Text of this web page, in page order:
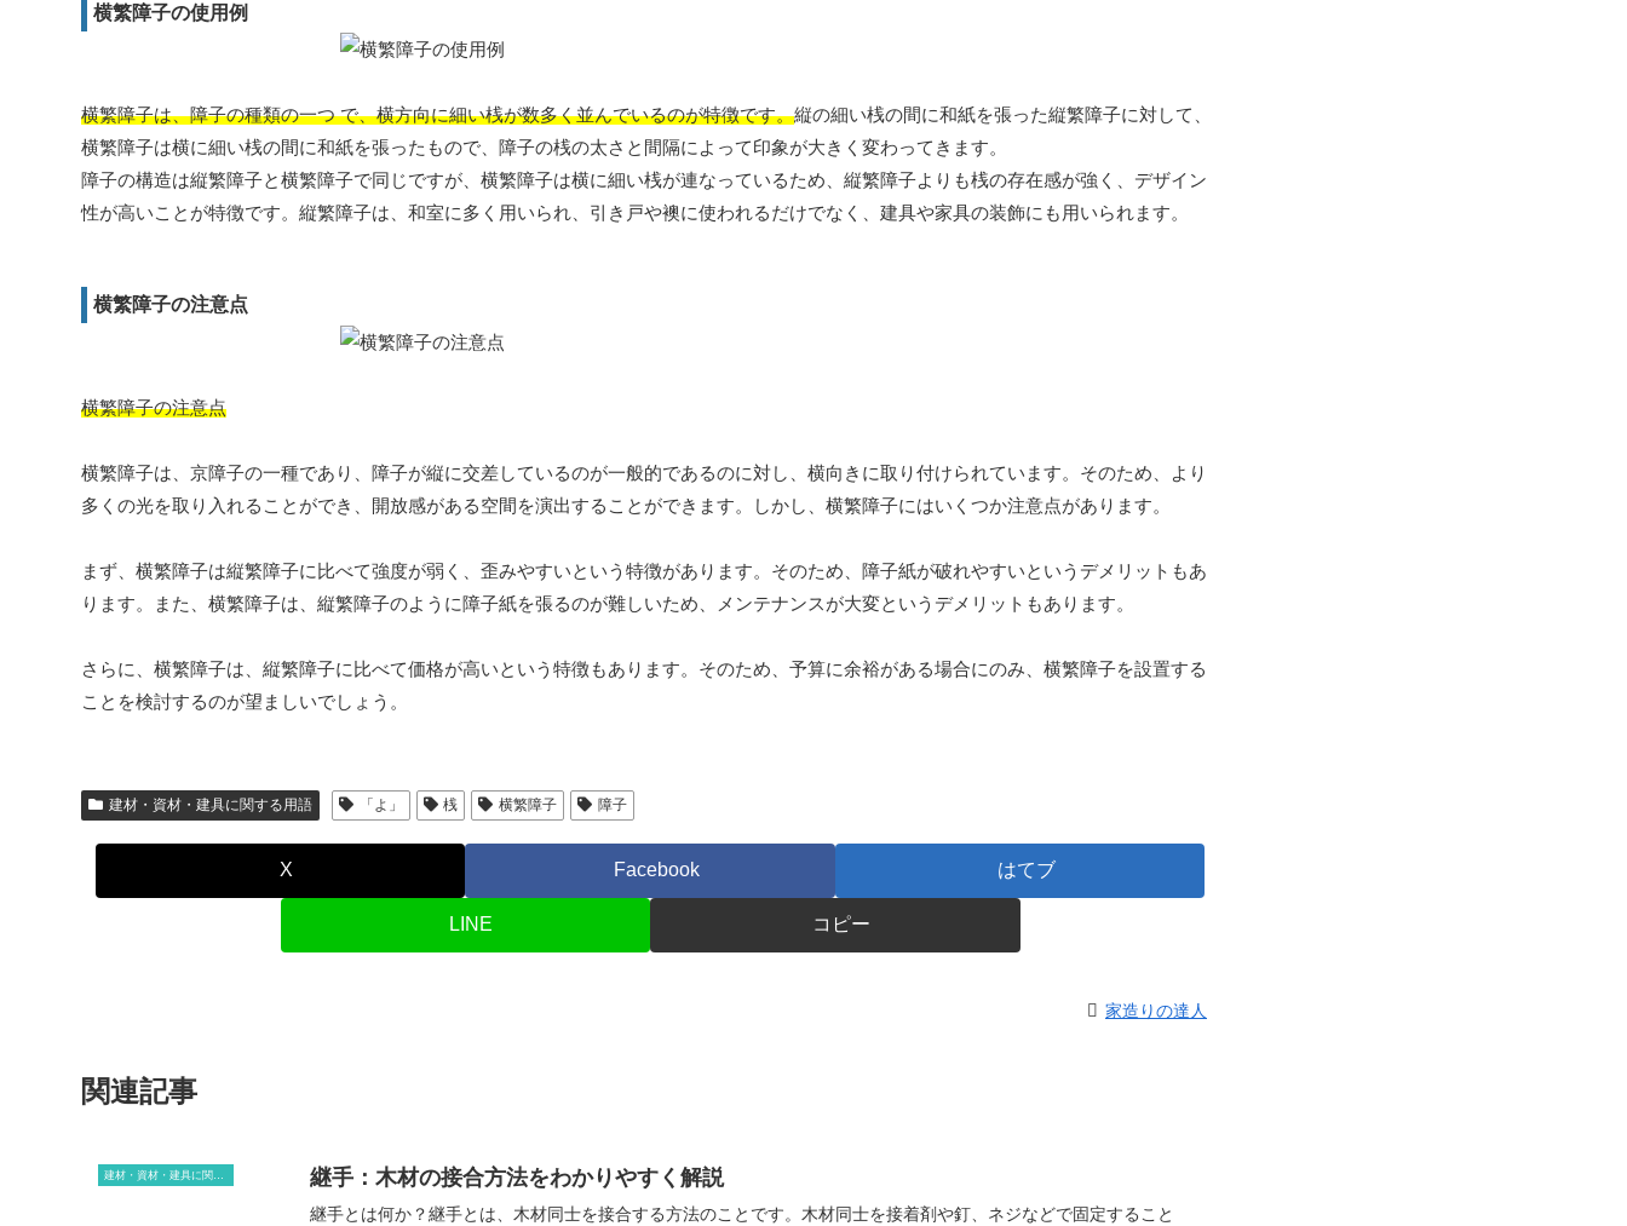
横繁障子の使用例
横繁障子は、障子の種類の一つ で、横方向に細い桟が数多く並んでいるのが特徴です。縦の細い桟の間に和紙を張った縦繁障子に対して、
横繁障子は横に細い桟の間に和紙を張ったもので、障子の桟の太さと間隔によって印象が大きく変わってきます。
障子の構造は縦繁障子と横繁障子で同じですが、横繁障子は横に細い桟が連なっているため、縦繁障子よりも桟の存在感が強く、デザイン
性が高いことが特徴です。縦繁障子は、和室に多く用いられ、引き戸や襖に使われるだけでなく、建具や家具の装飾にも用いられます。
横繁障子の注意点
横繁障子の注意点
横繁障子は、京障子の一種であり、障子が縦に交差しているのが一般的であるのに対し、横向きに取り付けられています。そのため、より
多くの光を取り入れることができ、開放感がある空間を演出することができます。しかし、横繁障子にはいくつか注意点があります。
まず、横繁障子は縦繁障子に比べて強度が弱く、歪みやすいという特徴があります。そのため、障子紙が破れやすいというデメリットもあ
ります。また、横繁障子は、縦繁障子のように障子紙を張るのが難しいため、メンテナンスが大変というデメリットもあります。
さらに、横繁障子は、縦繁障子に比べて価格が高いという特徴もあります。そのため、予算に余裕がある場合にのみ、横繁障子を設置する
ことを検討するのが望ましいでしょう。
建材・資材・建具に関する用語 「よ」 桟 横繁障子 障子
X Facebook はてブ
LINE コピー
家造りの達人
関連記事
建材・資材・建具に関する用語 継手：木材の接合方法をわかりやすく解説
継手とは何か？継手とは、木材同士を接合する方法のことです。木材同士を接着剤や釘、ネジなどで固定すること